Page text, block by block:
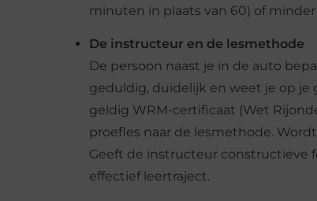
minuten in plaats van 60) of
De instructeur en de lesmethode
De persoon naast je in de auto
geduldig, duidelijk en weet je op
geldig WRM-certificaat (Wet
proefles naar de lesmethode.
Geeft de instructeur constructieve
effectief leertraject.